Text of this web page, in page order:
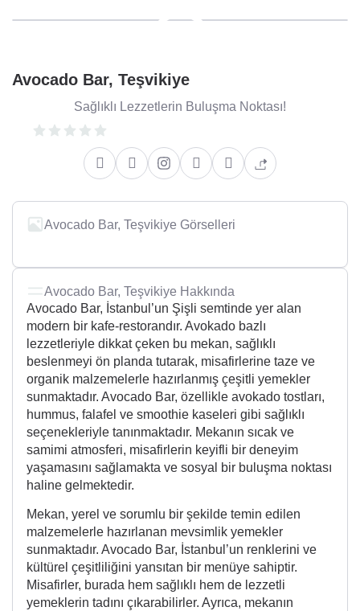
Avocado Bar, Teşvikiye
Sağlıklı Lezzetlerin Buluşma Noktası!
Avocado Bar, Teşvikiye Görselleri
Avocado Bar, Teşvikiye Hakkında
Avocado Bar, İstanbul’un Şişli semtinde yer alan
modern bir kafe-restorandır. Avokado bazlı
lezzetleriyle dikkat çeken bu mekan, sağlıklı
beslenmeyi ön planda tutarak, misafirlerine taze ve
organik malzemelerle hazırlanmış çeşitli yemekler
sunmaktadır. Avocado Bar, özellikle avokado tostları,
hummus, falafel ve smoothie kaseleri gibi sağlıklı
seçenekleriyle tanınmaktadır. Mekanın sıcak ve
samimi atmosferi, misafirlerin keyifli bir deneyim
yaşamasını sağlamakta ve sosyal bir buluşma noktası
haline gelmektedir.
Mekan, yerel ve sorumlu bir şekilde temin edilen
malzemelerle hazırlanan mevsimlik yemekler
sunmaktadır. Avocado Bar, İstanbul’un renklerini ve
kültürel çeşitliliğini yansıtan bir menüye sahiptir.
Misafirler, burada hem sağlıklı hem de lezzetli
yemeklerin tadını çıkarabilirler. Ayrıca, mekanın